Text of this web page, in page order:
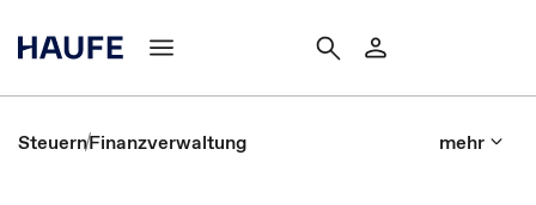
SteuernFinanzverwaltung mehr